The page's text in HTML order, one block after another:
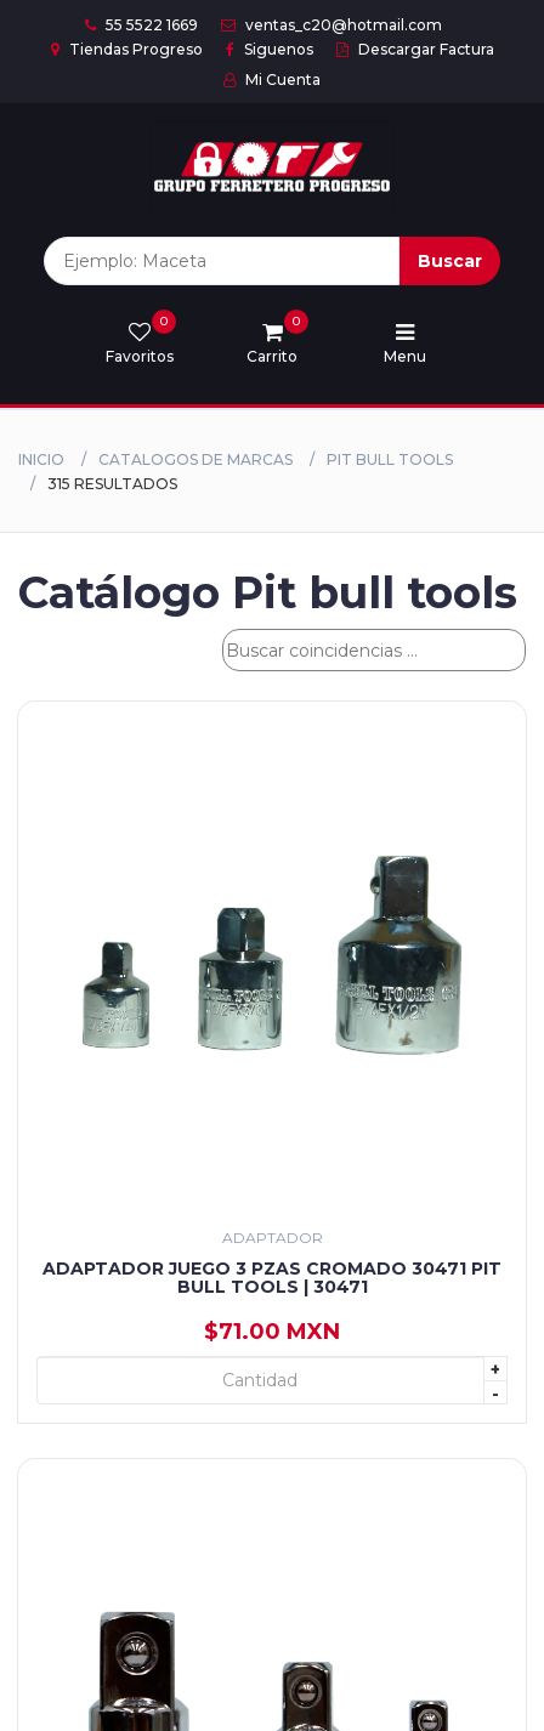
55 5522 1669
ventas_c20@hotmail.com
Tiendas Progreso
Siguenos
Descargar Factura
Mi Cuenta
Buscar
Favoritos
0
Carrito
0
Menu
Marcas
Descargar
INICIO CATALOGOS DE MARCAS
PIT BULL TOOLS
315 RESULTADOS
Catálogo Pit bull tools
ADAPTADOR
ADAPTADOR JUEGO 3 PZAS CROMADO 30471 PIT
BULL TOOLS | 30471
$71.00 MXN
+
-
+ AGREGAR